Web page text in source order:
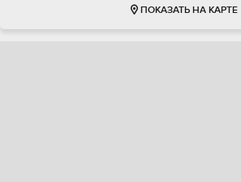
ПОКАЗАТЬ НА КАРТЕ